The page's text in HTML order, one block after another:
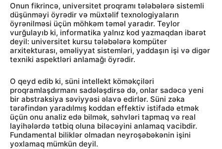
Onun fikrincə, universitet proqramı tələbələrə sistemli
düşünməyi öyrədir və müxtəlif texnologiyaların
öyrənilməsi üçün möhkəm təməl yaradır. Teylor
vurğulayıb ki, informatika yalnız kod yazmaqdan ibarət
deyil: universitet kursu tələbələrə kompüter
arxitekturası, əməliyyat sistemləri, yaddaşın işi və digər
texniki aspektləri anlamağı öyrədir.
O qeyd edib ki, süni intellekt köməkçiləri
proqramlaşdırmanı sadələşdirsə də, onlar sadəcə yeni
bir abstraksiya səviyyəsi əlavə edirlər. Süni zəka
tərəfindən yaradılmış koddan effektiv istifadə etmək
üçün onu analiz edə bilmək, səhvləri tapmaq və real
layihələrdə tətbiq oluna biləcəyini anlamaq vacibdir.
Fundamental biliklər olmadan neyroşəbəkənin işini
yoxlamaq mümkün deyil.